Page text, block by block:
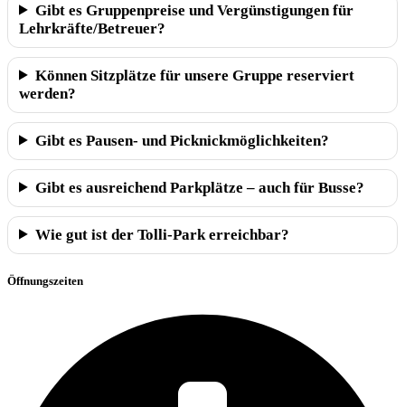
Gibt es Gruppenpreise und Vergünstigungen für
Lehrkräfte/Betreuer?
Können Sitzplätze für unsere Gruppe reserviert
werden?
Gibt es Pausen- und Picknickmöglichkeiten?
Gibt es ausreichend Parkplätze – auch für Busse?
Wie gut ist der Tolli-Park erreichbar?
Öffnungszeiten